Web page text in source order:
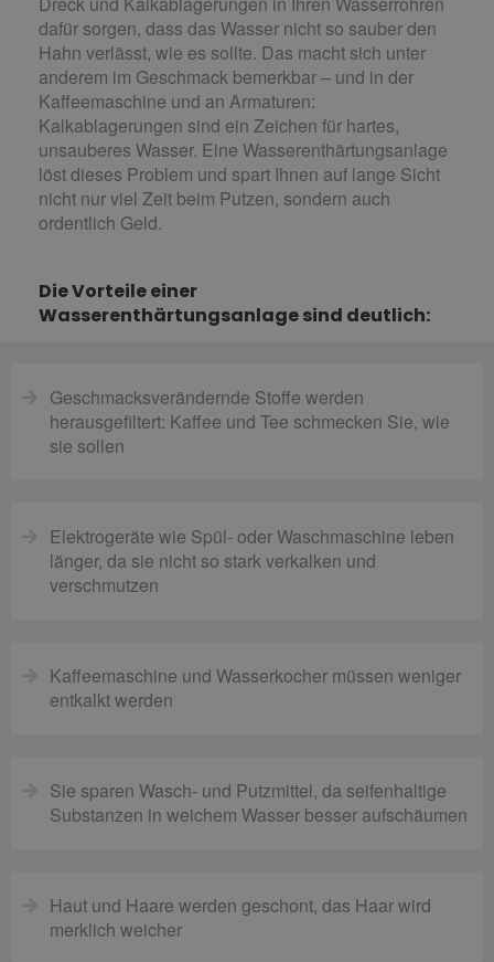
dafür sorgen, dass das Wasser nicht so sauber den
Hahn verlässt, wie es sollte. Das macht sich unter
anderem im Geschmack bemerkbar – und in der
Kaffeemaschine und an Armaturen:
Kalkablagerungen sind ein Zeichen für hartes,
unsauberes Wasser. Eine Wasserenthärtungsanlage
löst dieses Problem und spart Ihnen auf lange Sicht
nicht nur viel Zeit beim Putzen, sondern auch
ordentlich Geld.
Die Vorteile einer
Wasserenthärtungsanlage sind deutlich:
Geschmacksverändernde Stoffe werden
herausgefiltert: Kaffee und Tee schmecken Sie, wie
sie sollen
Elektrogeräte wie Spül- oder Waschmaschine leben
länger, da sie nicht so stark verkalken und
verschmutzen
Kaffeemaschine und Wasserkocher müssen weniger
entkalkt werden
Sie sparen Wasch- und Putzmittel, da seifenhaltige
Substanzen in weichem Wasser besser aufschäumen
Haut und Haare werden geschont, das Haar wird
merklich weicher